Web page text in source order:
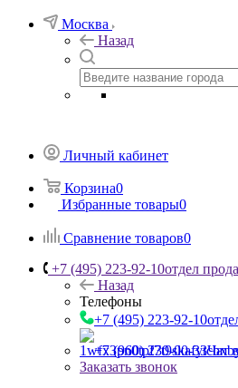
Москва
Назад
Личный кабинет
Корзина0
Избранные товары0
Сравнение товаров0
+7 (495) 223-92-10отдел
Назад
Телефоны
+7 (495) 223-92-10
+7 (960) 230-00-33Чат
Заказать звонок